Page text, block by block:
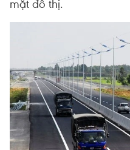
mặt đô thị.